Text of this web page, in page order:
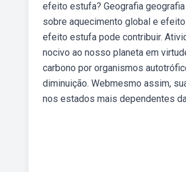
efeito estufa? Geografia
sobre aquecimento global e
efeito estufa pode contribuir.
nocivo ao nosso planeta em
carbono por organismos
diminuição. Webmesmo assim,
nos estados mais dependentes